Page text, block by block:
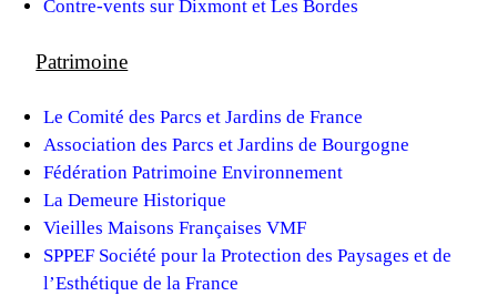
Contre-vents sur Dixmont et Les Bordes
Patrimoine
Le Comité des Parcs et Jardins de France
Association des Parcs et Jardins de Bourgogne
Fédération Patrimoine Environnement
La Demeure Historique
Vieilles Maisons Françaises VMF
SPPEF Société pour la Protection des Paysages et de
l’Esthétique de la France